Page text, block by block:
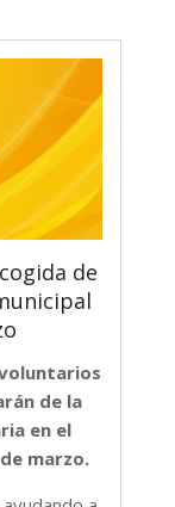
de
de la
en el
marzo.